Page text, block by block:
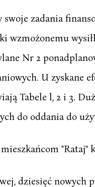
zadania
wzmożonemu
Nr 2
U zyskane
Tabele l, 2 i 3.
do oddania do
"Rataj"
dziesięć nowych